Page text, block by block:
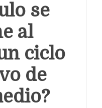
se
al
ciclo
de